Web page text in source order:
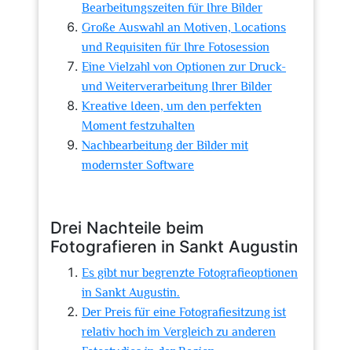
Bearbeitungszeiten für Ihre Bilder
Große Auswahl an Motiven, Locations
und Requisiten für Ihre Fotosession
Eine Vielzahl von Optionen zur Druck-
und Weiterverarbeitung Ihrer Bilder
Kreative Ideen, um den perfekten
Moment festzuhalten
Nachbearbeitung der Bilder mit
modernster Software
Drei Nachteile beim
Fotografieren in Sankt Augustin
Es gibt nur begrenzte Fotografieoptionen
in Sankt Augustin.
Der Preis für eine Fotografiesitzung ist
relativ hoch im Vergleich zu anderen